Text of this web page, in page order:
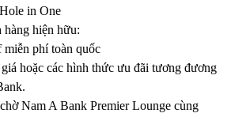
in One
hàng hiện hữu:
phí toàn quốc
hoặc các hình thức ưu đãi tương đương
Nam A Bank Premier Lounge cùng